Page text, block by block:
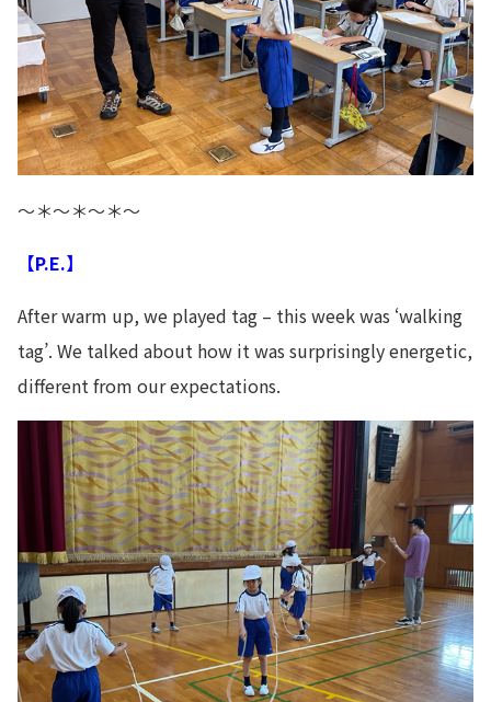
～＊～＊～＊～
【P.E.】
After warm up, we played tag – this week was ‘walking
tag’. We talked about how it was surprisingly energetic,
different from our expectations.